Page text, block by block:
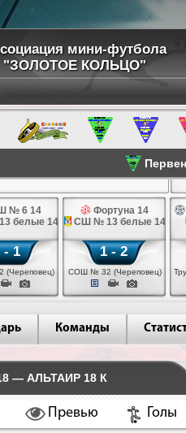
мини-футбола
"ЗОЛОТОЕ КОЛЬЦО"
№ 6 14
белые 14
- 1
Фортуна 14
СШ № 13 белые 14
1 - 2
СОШ № 32 (Череповец)
Команды
— АЛЬТАИР 18 К
Превью Голы